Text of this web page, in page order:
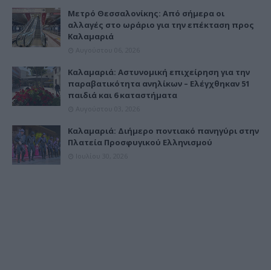
Μετρό Θεσσαλονίκης: Από σήμερα οι
αλλαγές στο ωράριο για την επέκταση προς
Καλαμαριά
Καλαμαριά: Αστυνομική επιχείρηση για την
παραβατικότητα ανηλίκων – Ελέγχθηκαν 51
παιδιά και 6 καταστήματα
Καλαμαριά: Διήμερο ποντιακό πανηγύρι στην
Πλατεία Προσφυγικού Ελληνισμού